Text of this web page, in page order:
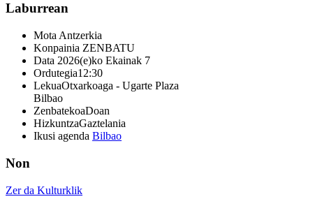
Laburrean
Mota Antzerkia
Konpainia ZENBATU
Data 2026(e)ko Ekainak 7
Ordutegia12:30
LekuaOtxarkoaga - Ugarte Plaza
Bilbao
ZenbatekoaDoan
HizkuntzaGaztelania
Ikusi agenda Bilbao
Non
Zer da Kulturklik